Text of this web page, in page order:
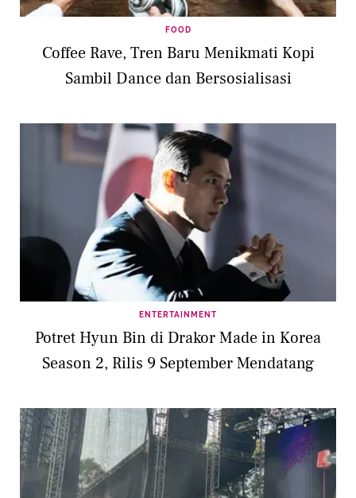
FOOD
Coffee Rave, Tren Baru Menikmati Kopi
Sambil Dance dan Bersosialisasi
ENTERTAINMENT
Potret Hyun Bin di Drakor Made in Korea
Season 2, Rilis 9 September Mendatang